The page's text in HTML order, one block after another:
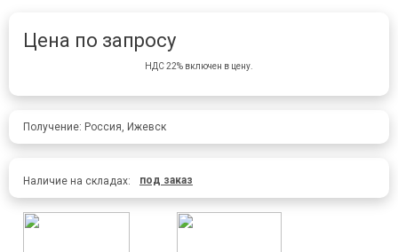
Цена по запросу
НДС 22% включен в цену.
Получение: Россия, Ижевск
Наличие на складах: под заказ